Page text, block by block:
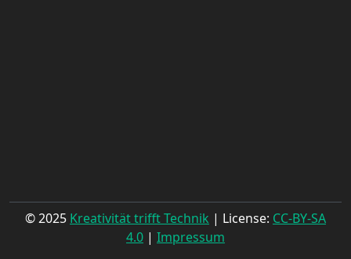
© 2025 Kreativität trifft Technik | License: CC-BY-SA
4.0 | Impressum